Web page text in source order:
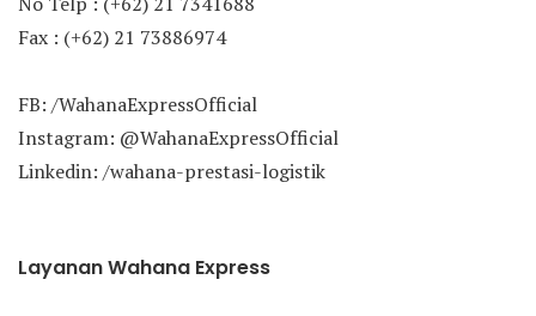
Fax : (+62) 21 73886974
FB: /WahanaExpressOfficial
Instagram: @WahanaExpressOfficial
Linkedin: /wahana-prestasi-logistik
Layanan Wahana Express